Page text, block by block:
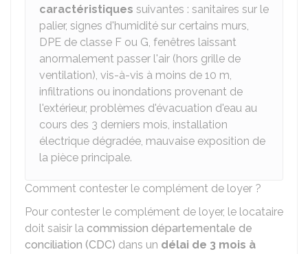
caractéristiques suivantes : sanitaires sur le
palier, signes d'humidité sur certains murs,
DPE de classe F ou G, fenêtres laissant
anormalement passer l'air (hors grille de
ventilation), vis-à-vis à moins de 10 m,
infiltrations ou inondations provenant de
l'extérieur, problèmes d'évacuation d'eau au
cours des 3 derniers mois, installation
électrique dégradée, mauvaise exposition de
la pièce principale.
Comment contester le complément de loyer ?
Pour contester le complément de loyer, le locataire
doit saisir la commission départementale de
conciliation (CDC) dans un délai de 3 mois à